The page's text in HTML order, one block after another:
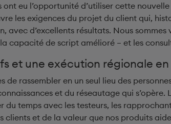
eu l’opportunité d’utiliser cette
les exigences du projet du client qui,
d’excellents résultats. Nous sommes
capacité de script amélioré – et les
et une exécution régionale
de rassembler en un seul lieu des
et du réseautage qui s’opère.
du temps avec les testeurs, les
clients et de la valeur que nos produits